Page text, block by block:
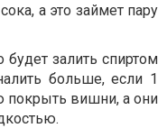
а это займет пару
будет залить спиртом
больше, если 1
покрыть вишни, а они